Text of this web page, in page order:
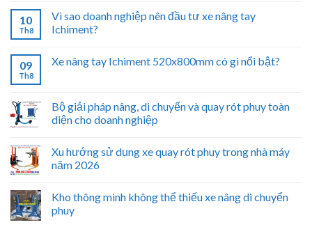
10
Th8
Vì sao doanh nghiệp nên đầu tư xe nâng tay
Ichiment?
09
Th8
Xe nâng tay Ichiment 520x800mm có gì nổi bật?
Bộ giải pháp nâng, di chuyển và quay rót phuy toàn
diện cho doanh nghiệp
Xu hướng sử dụng xe quay rót phuy trong nhà máy
năm 2026
Kho thông minh không thể thiếu xe nâng di chuyển
phuy